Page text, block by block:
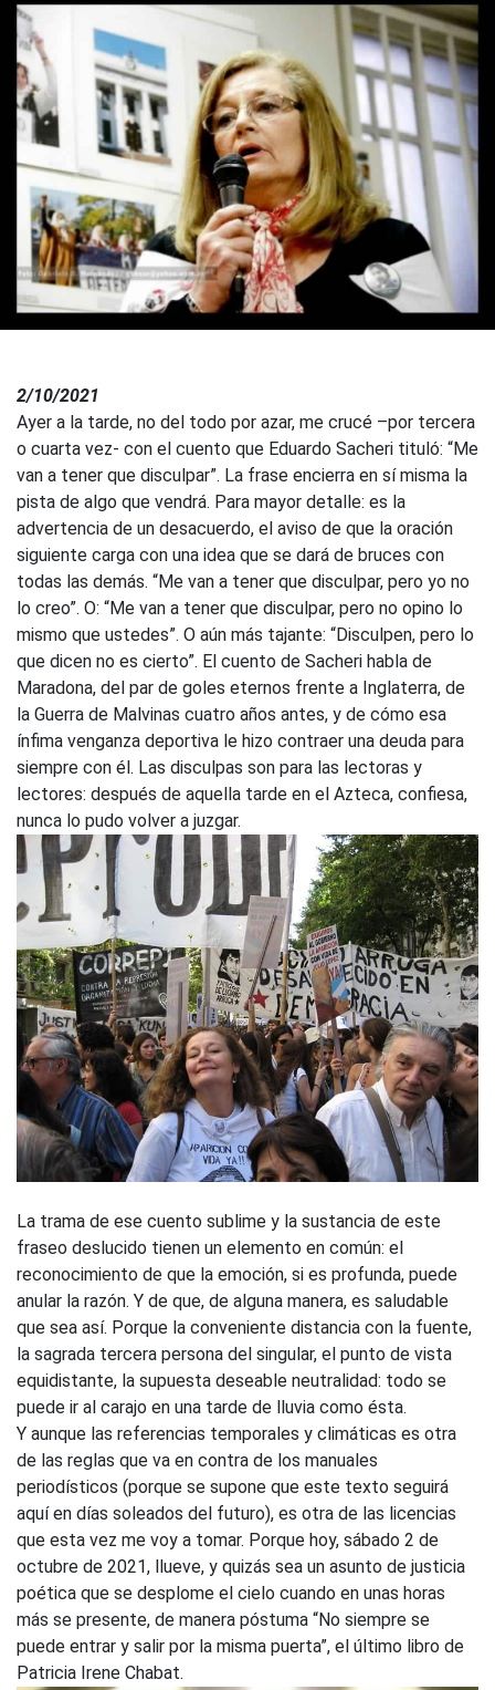
2/10/2021
Ayer a la tarde, no del todo por azar, me crucé –por tercera
o cuarta vez- con el cuento que Eduardo Sacheri tituló: “Me
van a tener que disculpar”. La frase encierra en sí misma la
pista de algo que vendrá. Para mayor detalle: es la
advertencia de un desacuerdo, el aviso de que la oración
siguiente carga con una idea que se dará de bruces con
todas las demás. “Me van a tener que disculpar, pero yo no
lo creo”. O: “Me van a tener que disculpar, pero no opino lo
mismo que ustedes”. O aún más tajante: “Disculpen, pero lo
que dicen no es cierto”. El cuento de Sacheri habla de
Maradona, del par de goles eternos frente a Inglaterra, de
la Guerra de Malvinas cuatro años antes, y de cómo esa
ínfima venganza deportiva le hizo contraer una deuda para
siempre con él. Las disculpas son para las lectoras y
lectores: después de aquella tarde en el Azteca, confiesa,
nunca lo pudo volver a juzgar.
La trama de ese cuento sublime y la sustancia de este
fraseo deslucido tienen un elemento en común: el
reconocimiento de que la emoción, si es profunda, puede
anular la razón. Y de que, de alguna manera, es saludable
que sea así. Porque la conveniente distancia con la fuente,
la sagrada tercera persona del singular, el punto de vista
equidistante, la supuesta deseable neutralidad: todo se
puede ir al carajo en una tarde de lluvia como ésta.
Y aunque las referencias temporales y climáticas es otra
de las reglas que va en contra de los manuales
periodísticos (porque se supone que este texto seguirá
aquí en días soleados del futuro), es otra de las licencias
que esta vez me voy a tomar. Porque hoy, sábado 2 de
octubre de 2021, llueve, y quizás sea un asunto de justicia
poética que se desplome el cielo cuando en unas horas
más se presente, de manera póstuma “No siempre se
puede entrar y salir por la misma puerta”, el último libro de
Patricia Irene Chabat.